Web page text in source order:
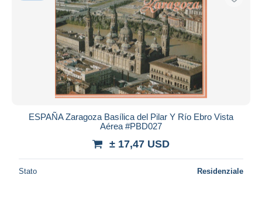
ESPAÑA Zaragoza Basílica del Pilar Y Río Ebro Vista
Aérea #PBD027
± 17,47 USD
Stato Residenziale